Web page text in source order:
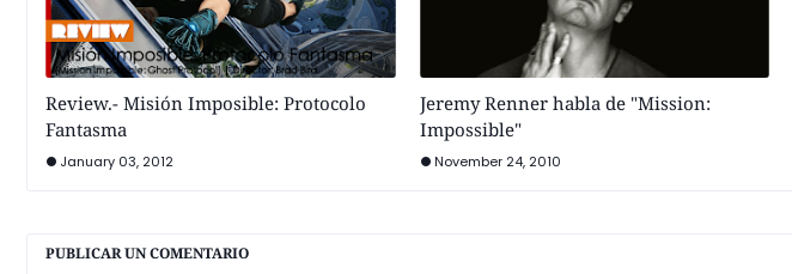
Review.- Misión Imposible: Protocolo
Fantasma
January 03, 2012
Jeremy Renner habla de "Mission:
Impossible"
November 24, 2010
PUBLICAR UN COMENTARIO